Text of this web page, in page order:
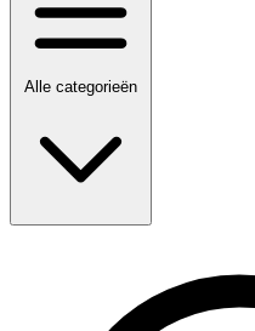
Alle categorieën